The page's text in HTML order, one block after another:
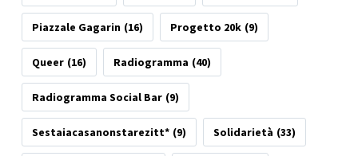
Piazzale Gagarin (16) Progetto 20k (9)
Queer (16) Radiogramma (40)
Radiogramma Social Bar (9)
Sestaiacasanonstarezitt* (9) Solidarietà (33)